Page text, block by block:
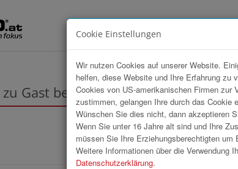
Gast bei Greiner Holding AG
Cookie Einstellungen
Wir nutzen Cookies auf unserer Website.
helfen, diese Website und Ihre Erfahrung
Cookies von US-amerikanischen Firmen zur
zustimmen, gelangen Ihre durch das Cookie
Wünschen Sie dies nicht, dann akzeptieren
Wenn Sie unter 16 Jahre alt sind und Ihre
müssen Sie Ihre Erziehungsberechtigten um
Weitere Informationen über die Verwendung
Datenschutzerklärung.